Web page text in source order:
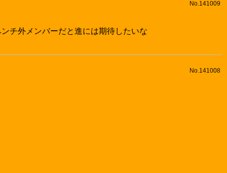
No.141009
チ外メンバーだと進には期待したいな
No.141008